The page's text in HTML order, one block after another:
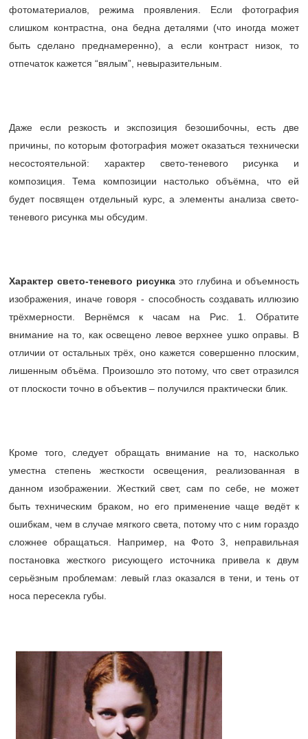
фотоматериалов, режима проявления. Если фотография
слишком контрастна, она бедна деталями (что иногда может
быть сделано преднамеренно), а если контраст низок, то
отпечаток кажется “вялым”, невыразительным.
Даже если резкость и экспозиция безошибочны, есть две
причины, по которым фотография может оказаться технически
несостоятельной: характер свето-теневого рисунка и
композиция. Тема композиции настолько объёмна, что ей
будет посвящен отдельный курс, а элементы анализа свето-
теневого рисунка мы обсудим.
Характер свето-теневого рисунка это глубина и объемность
изображения, иначе говоря - способность создавать иллюзию
трёхмерности. Вернёмся к часам на Рис. 1. Обратите
внимание на то, как освещено левое верхнее ушко оправы. В
отличии от остальных трёх, оно кажется совершенно плоским,
лишенным объёма. Произошло это потому, что свет отразился
от плоскости точно в объектив – получился практически блик.
Кроме того, следует обращать внимание на то, насколько
уместна степень жесткости освещения, реализованная в
данном изображении. Жесткий свет, сам по себе, не может
быть техническим браком, но его применение чаще ведёт к
ошибкам, чем в случае мягкого света, потому что с ним гораздо
сложнее обращаться. Например, на Фото 3, неправильная
постановка жесткого рисующего источника привела к двум
серьёзным проблемам: левый глаз оказался в тени, и тень от
носа пересекла губы.